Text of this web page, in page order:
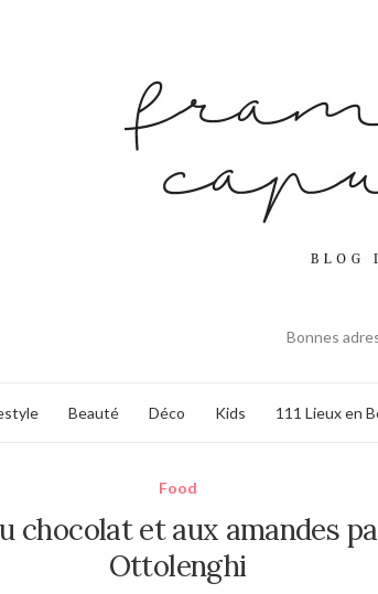
Bonnes
Beauté Déco Kids 111 Lieux en
Food
chocolat et aux amandes
Ottolenghi